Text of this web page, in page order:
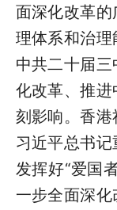
面深化改革
理体系和治理
中共二十届
化改革、推
刻影响。香港
习近平总书记
发挥好“爱国
一步全面深